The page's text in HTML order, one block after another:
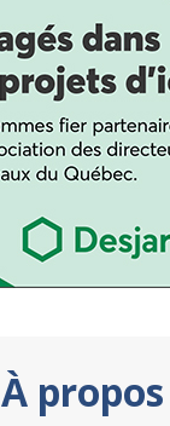
À propos